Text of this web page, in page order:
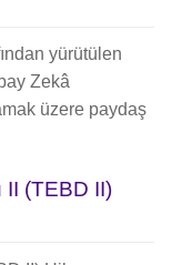
yürütülen
Zekâ
üzere paydaş
II (TEBD II)